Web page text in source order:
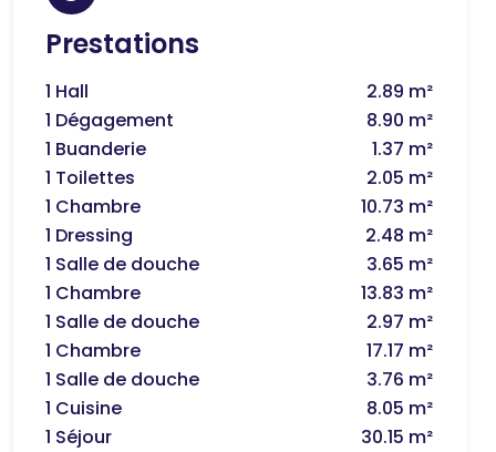
Prestations
1 Hall
2.89 m²
1 Dégagement
8.90 m²
1 Buanderie
1.37 m²
1 Toilettes
2.05 m²
1 Chambre
10.73 m²
1 Dressing
2.48 m²
1 Salle de douche
3.65 m²
1 Chambre
13.83 m²
1 Salle de douche
2.97 m²
1 Chambre
17.17 m²
1 Salle de douche
3.76 m²
1 Cuisine
8.05 m²
1 Séjour
30.15 m²